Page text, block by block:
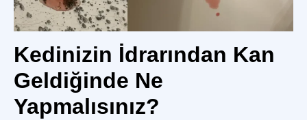
Kedinizin İdrarından Kan
Geldiğinde Ne
Yapmalısınız?